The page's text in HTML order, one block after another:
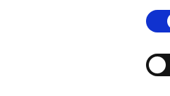
cookies er der
til at måle trafik, omsætning,
til at målrette vores
på annonceindhold, som giver
85gr